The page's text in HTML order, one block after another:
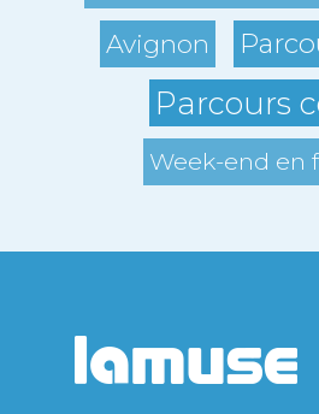
Avignon
Parcours
Week-end en